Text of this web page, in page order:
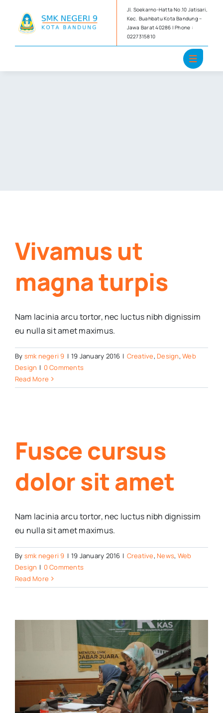
content
Jl. Soekarno-Hatta No.10 Jatisari,
Kec. Buahbatu Kota Bandung –
Jawa Barat 40286 | Phone :
0227315810
Vivamus ut
magna turpis
Nam lacinia arcu tortor, nec luctus nibh dignissim
eu nulla sit amet maximus.
By smk negeri 9 | 19 January 2016 | Creative, Design,Web
Design | 0 Comments
Read More
Fusce cursus
dolor sit amet
Nam lacinia arcu tortor, nec luctus nibh dignissim
eu nulla sit amet maximus.
By smk negeri 9 | 19 January 2016 | Creative, News, Web
Design | 0 Comments
Read More